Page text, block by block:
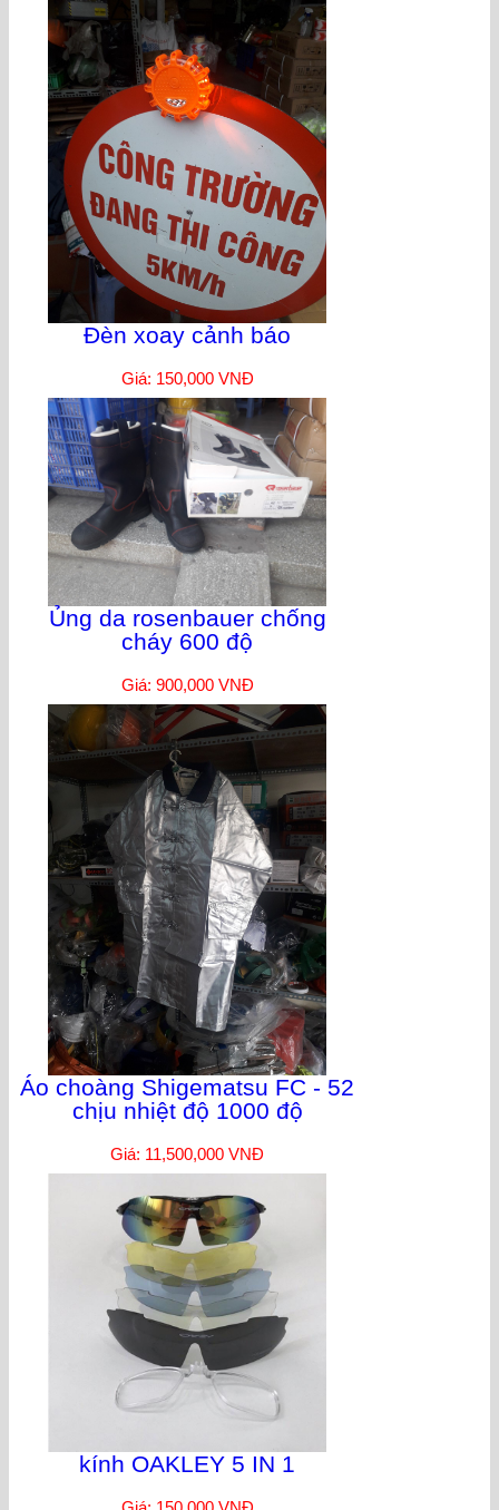
Đèn xoay cảnh báo
Giá: 150,000 VNĐ
Ủng da rosenbauer chống
cháy 600 độ
Giá: 900,000 VNĐ
Áo choàng Shigematsu FC - 52
chịu nhiệt độ 1000 độ
Giá: 11,500,000 VNĐ
kính OAKLEY 5 IN 1